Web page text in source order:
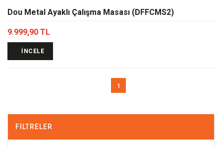
Dou Metal Ayaklı Çalışma Masası (DFFCMS2)
9.999,90 TL
İNCELE
1
FILTRELER